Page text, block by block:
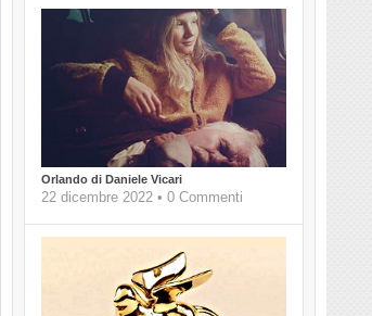
Orlando di Daniele Vicari
22 dicembre 2022 • 0 Commenti